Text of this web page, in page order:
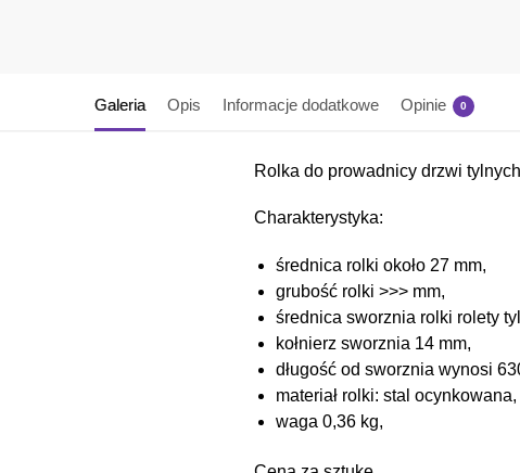
Galeria Opis Informacje dodatkowe Opinie 0
Rolka do prowadnicy drzwi
Charakterystyka:
średnica rolki około 27 mm,
grubość rolki >>> mm,
średnica sworznia rolki rolety
kołnierz sworznia 14 mm,
długość od sworznia wynosi
materiał rolki: stal
waga 0,36 kg,